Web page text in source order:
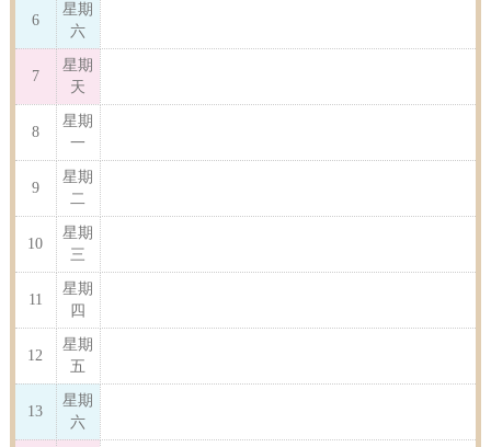
6
星期
六
7
星期
天
8
星期
一
9
星期
二
10
星期
三
11
星期
四
12
星期
五
13
星期
六